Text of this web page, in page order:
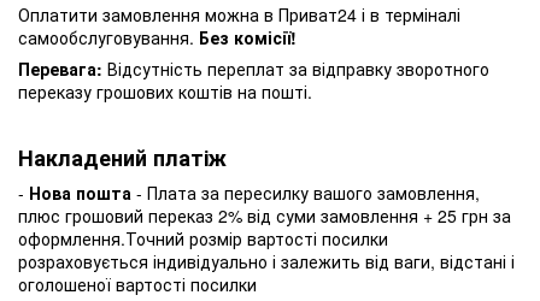
Оплатити замовлення можна в Приват24 і в терміналі
самообслуговування. Без комісії!
Перевага: Відсутність переплат за відправку зворотного
переказу грошових коштів на пошті.
Накладений платіж
- Нова пошта - Плата за пересилку вашого замовлення,
плюс грошовий переказ 2% від суми замовлення + 25 грн за
оформлення.Точний розмір вартості посилки
розраховується індивідуально і залежить від ваги, відстані і
оголошеної вартості посилки